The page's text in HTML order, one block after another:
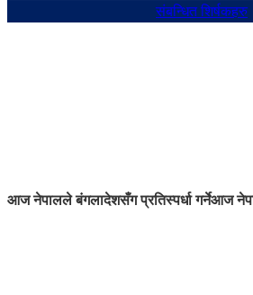
संबन्धित शिर्षकहरु
आज नेपालले बंगलादेशसँग प्रतिस्पर्धा गर्नेआज